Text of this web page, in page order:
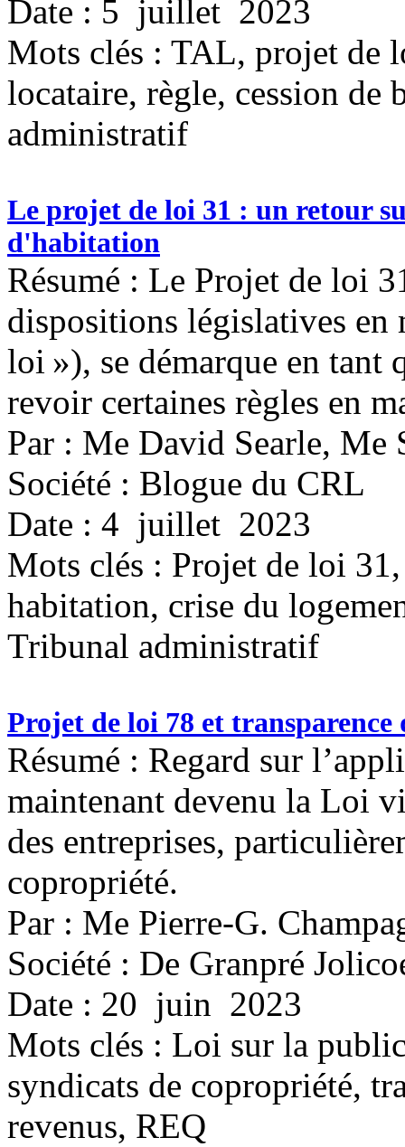
Date : 5 juillet 2023
Mots clés : TAL, projet de
locataire, règle, cession de
administratif
Le projet de loi 31 : un retour
d'habitation
Résumé : Le Projet de loi
dispositions législatives en
loi »), se démarque en
revoir certaines règles en
Par : Me David Searle, Me
Société : Blogue du CRL
Date : 4 juillet 2023
Mots clés : Projet de loi
habitation, crise du
Tribunal administratif
Projet de loi 78 et transparence
Résumé : Regard sur
maintenant devenu la Loi
des entreprises,
copropriété.
Par : Me Pierre-G.
Société : De Granpré
Date : 20 juin 2023
Mots clés : Loi sur la
syndicats de copropriété,
revenus, REQ